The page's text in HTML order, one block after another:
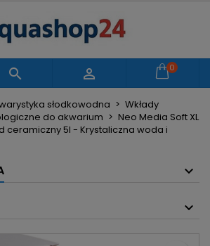
  0
słodkowodna
Wkłady
do akwarium
Neo Media Soft XL
ceramiczny 5l - Krystaliczna woda i
życzeń
listę
życzeń
Utwórz listę życzeń
by zapisać produkty na
Anuluj Zaloguj się